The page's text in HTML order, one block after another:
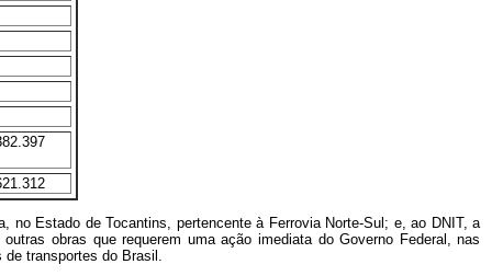
no Estado de Tocantins, pertencente à Ferrovia Norte-Sul; e, ao DNIT, a
obras que requerem uma ação imediata do Governo Federal, nas
transportes do Brasil.